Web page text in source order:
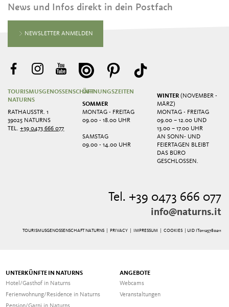
News und Infos direkt in dein Postfach
NEWSLETTER ANMELDEN
TOURISMUSGENOSSENSCHAFT
NATURNS
RATHAUSSTR. 1
39025 NATURNS
TEL.+39 0473 666 077
ÖFFNUNGSZEITEN
SOMMER
MONTAG - FREITAG
09.00 - 18.00 UHR
SAMSTAG
09.00 - 14.00 UHR
WINTER(NOVEMBER -
MÄRZ)
MONTAG - FREITAG
09.00 – 12.00 UND
13.00 – 17.00 UHR
AN SONN- UND
FEIERTAGEN BLEIBT
DAS BÜRO
GESCHLOSSEN.
Tel. +39 0473 666 077
info@naturns.it
TOURISMUSGENOSSENSCHAFT NATURNS | PRIVACY| IMPRESSUM| COOKIES | UID IT01125780211
UNTERKÜNFTE IN NATURNS
Hotel/Gasthof in Naturns
Ferienwohnung/Residence in Naturns
Pension/Garni in Naturns
ANGEBOTE
Webcams
Veranstaltungen